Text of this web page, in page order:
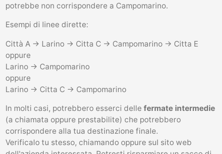
potrebbe non corrispondere a Campomarino.
Esempi di linee dirette:
Città A -> Larino -> Citta C -> Campomarino -> Citta E
oppure
Larino -> Campomarino
oppure
Larino -> Citta C -> Campomarino
In molti casi, potrebbero esserci delle fermate intermedie
(a chiamata oppure prestabilite) che potrebbero
corrispondere alla tua destinazione finale.
Verificalo tu stesso, chiamando oppure sul sito web